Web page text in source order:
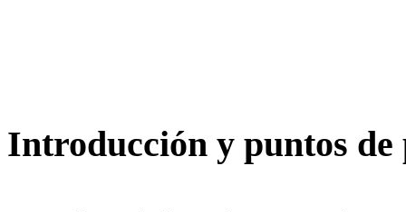
Introducción y puntos